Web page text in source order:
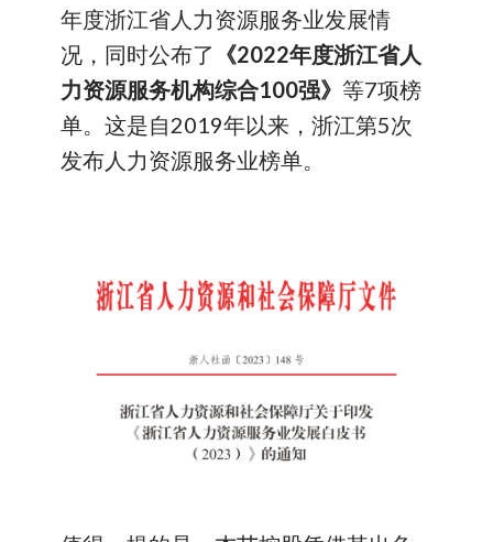
年度浙江省人力资源服务业发展情
况，同时公布了 《2022年度浙江省人
力资源服务机构综合100强》 等7项榜
单。这是自2019年以来，浙江第5次
发布人力资源服务业榜单。